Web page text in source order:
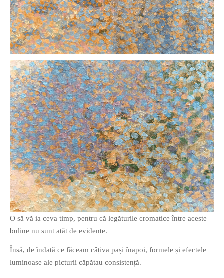
O să vă ia ceva timp, pentru că legăturile cromatice între aceste
buline nu sunt atât de evidente.
Însă, de îndată ce făceam câțiva pași înapoi, formele și efectele
luminoase ale picturii căpătau consistență.